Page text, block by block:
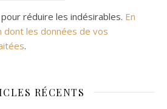
réduire les indésirables. En
dont les données de vos
.
RÉCENTS